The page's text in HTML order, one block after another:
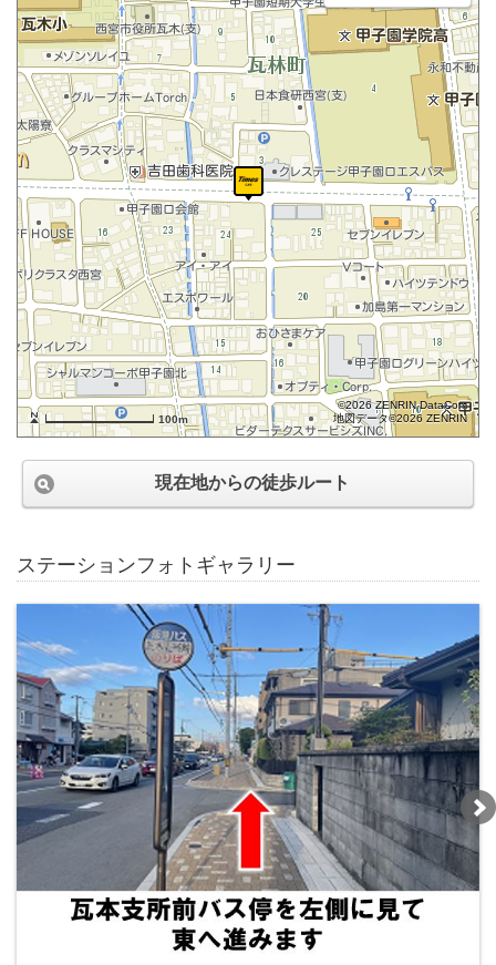
100m
©2026 ZENRIN DataCom
地図データ©2026 ZENRIN
現在地からの徒歩ルート
ステーションフォトギャラリー